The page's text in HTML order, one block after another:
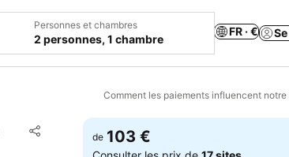
Personnes et chambres
2 personnes, 1 chambre
FR · €
Comment les paiements influencent
Partager
Ajouter à mes favoris
de 103 €